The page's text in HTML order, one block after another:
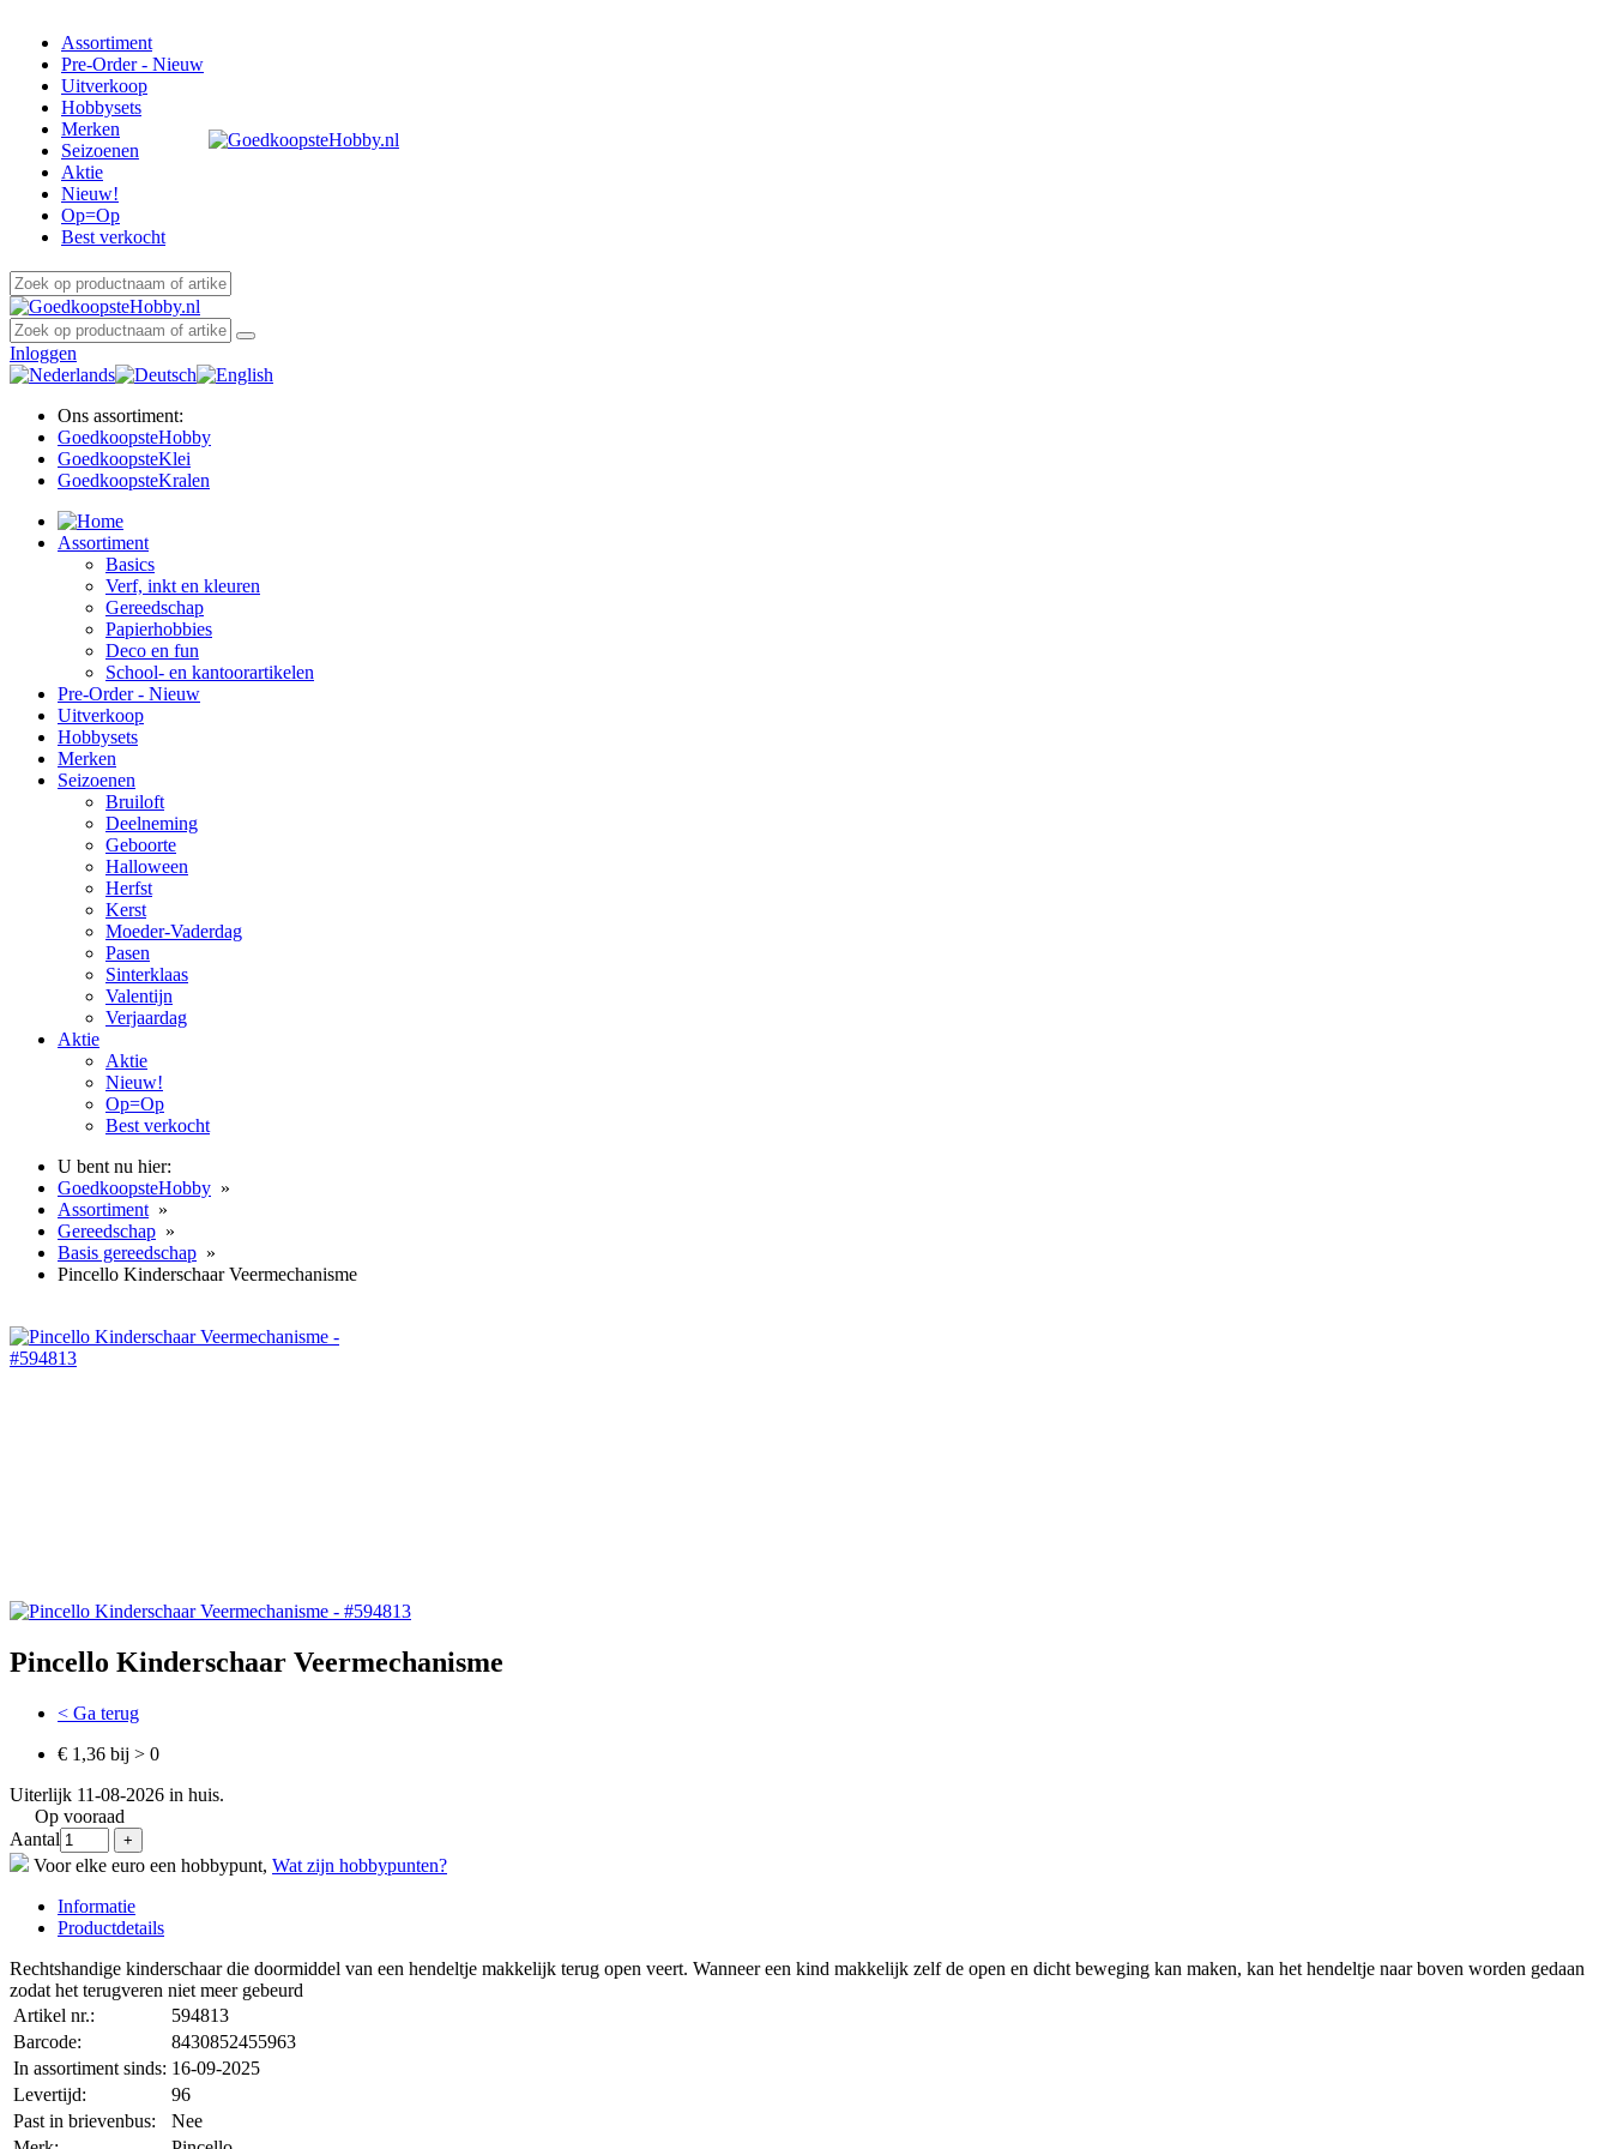
Assortiment
Pre-Order - Nieuw
Uitverkoop
Hobbysets
Merken
Seizoenen
Aktie
Nieuw!
Op=Op
Best verkocht
Inloggen
Ons assortiment:
GoedkoopsteHobby
GoedkoopsteKlei
GoedkoopsteKralen
Assortiment
Basics
Verf, inkt en kleuren
Gereedschap
Papierhobbies
Deco en fun
School- en kantoorartikelen
Pre-Order - Nieuw
Uitverkoop
Hobbysets
Merken
Seizoenen
Bruiloft
Deelneming
Geboorte
Halloween
Herfst
Kerst
Moeder-Vaderdag
Pasen
Sinterklaas
Valentijn
Verjaardag
Aktie
Aktie
Nieuw!
Op=Op
Best verkocht
U bent nu hier:
GoedkoopsteHobby »
Assortiment »
Gereedschap »
Basis gereedschap »
Pincello Kinderschaar Veermechanisme
Pincello Kinderschaar Veermechanisme
< Ga terug
€ 1,36 bij > 0
Uiterlijk 11-08-2026 in huis.
Op vooraad
Aantal
Voor elke euro een hobbypunt, Wat zijn hobbypunten?
Informatie
Productdetails
Rechtshandige kinderschaar die doormiddel van een hendeltje makkelijk terug open veert. Wanneer een kind makkelijk zelf de open en dicht beweging kan maken, kan het hendeltje naar boven worden gedaan
zodat het terugveren niet meer gebeurd
Artikel nr.:
594813
Barcode:
8430852455963
In assortiment sinds: 16-09-2025
Levertijd:
96
Past in brievenbus:
Nee